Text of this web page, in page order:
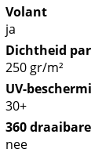
Volant
ja
Dichtheid
250 gr/m²
UV-
30+
360
nee